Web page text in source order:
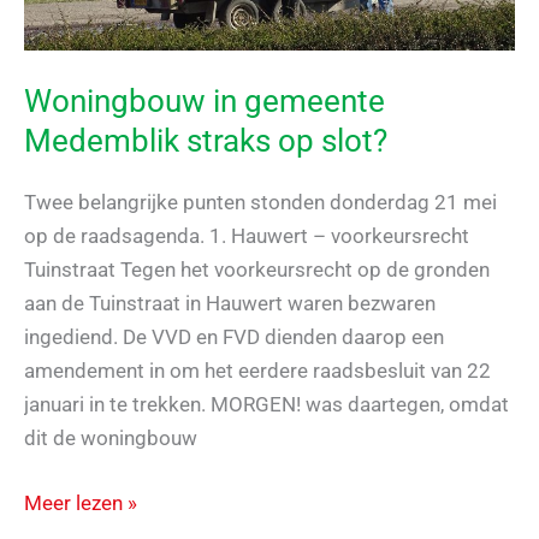
Woningbouw in gemeente
Medemblik straks op slot?
Twee belangrijke punten stonden donderdag 21 mei
op de raadsagenda. 1. Hauwert – voorkeursrecht
Tuinstraat Tegen het voorkeursrecht op de gronden
aan de Tuinstraat in Hauwert waren bezwaren
ingediend. De VVD en FVD dienden daarop een
amendement in om het eerdere raadsbesluit van 22
januari in te trekken. MORGEN! was daartegen, omdat
dit de woningbouw
Woningbouw
Meer lezen »